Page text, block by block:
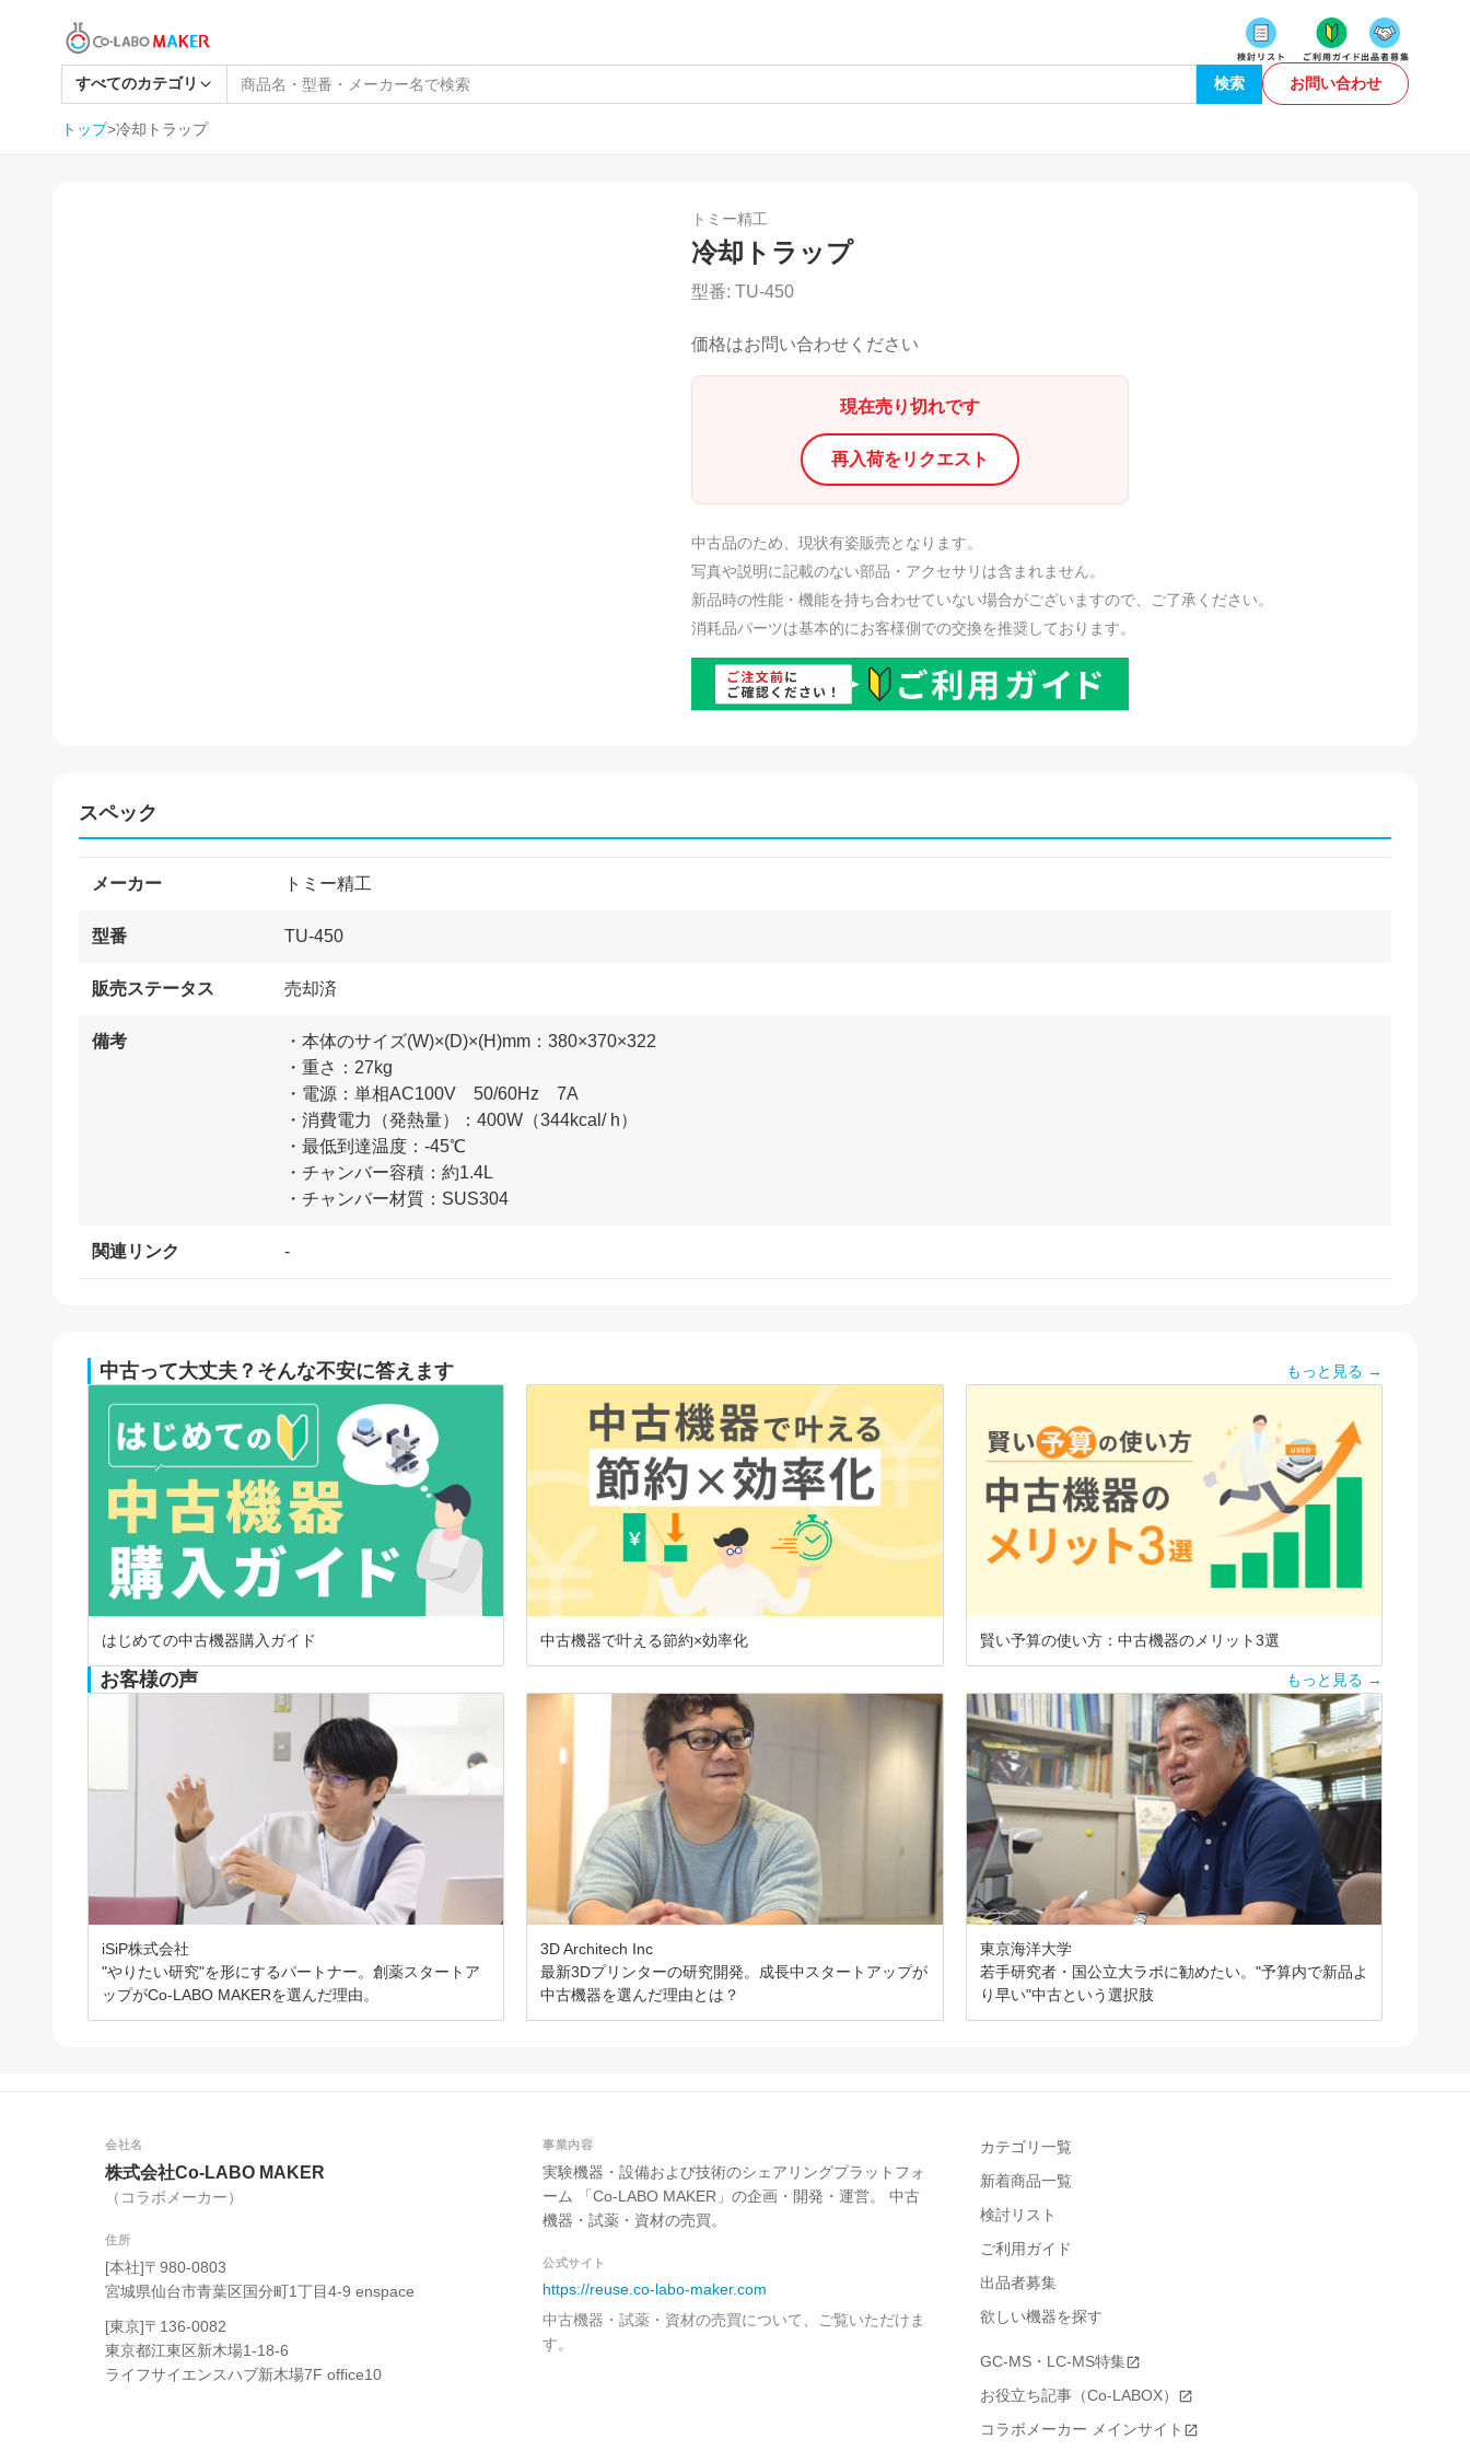
すべてのカテゴリ 検索 お問い合わせ
トップ>冷却トラップ
トミー精工
冷却トラップ
型番: TU-450
価格はお問い合わせください
現在売り切れです
再入荷をリクエスト
中古品のため、現状有姿販売となります。
写真や説明に記載のない部品・アクセサリは含まれません。
新品時の性能・機能を持ち合わせていない場合がございますので、ご了承ください。
消耗品パーツは基本的にお客様側での交換を推奨しております。
スペック
メーカー トミー精工
型番 TU-450
販売ステータス 売却済
備考
・本体のサイズ(W)×(D)×(H)mm：380×370×322
・重さ：27kg
・電源：単相AC100V 50/60Hz 7A
・消費電力（発熱量）：400W（344kcal/ h）
・最低到達温度：-45℃
・チャンバー容積：約1.4L
・チャンバー材質：SUS304
関連リンク -
中古って大丈夫？そんな不安に答えます もっと見る →
はじめての中古機器購入ガイド 中古機器で叶える節約×効率化 賢い予算の使い方：中古機器のメリット3選
お客様の声 もっと見る →
iSiP株式会社
"やりたい研究"を形にするパートナー。創薬スタートア
ップがCo-LABO MAKERを選んだ理由。
3D Architech Inc
最新3Dプリンターの研究開発。成長中スタートアップが
中古機器を選んだ理由とは？
東京海洋大学
若手研究者・国公立大ラボに勧めたい。"予算内で新品よ
り早い"中古という選択肢
会社名
株式会社Co-LABO MAKER
（コラボメーカー）
住所
[本社]〒980-0803
宮城県仙台市青葉区国分町1丁目4-9 enspace
[東京]〒136-0082
東京都江東区新木場1-18-6
ライフサイエンスハブ新木場7F office10
事業内容
実験機器・設備および技術のシェアリングプラットフォ
ーム 「Co-LABO MAKER」の企画・開発・運営。 中古
機器・試薬・資材の売買。
公式サイト
https://reuse.co-labo-maker.com
中古機器・試薬・資材の売買について、ご覧いただけま
す。
カテゴリ一覧
新着商品一覧
検討リスト
ご利用ガイド
出品者募集
欲しい機器を探す
GC-MS・LC-MS特集
お役立ち記事（Co-LABOX）
コラボメーカー メインサイト